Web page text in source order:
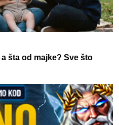
šta od majke? Sve što